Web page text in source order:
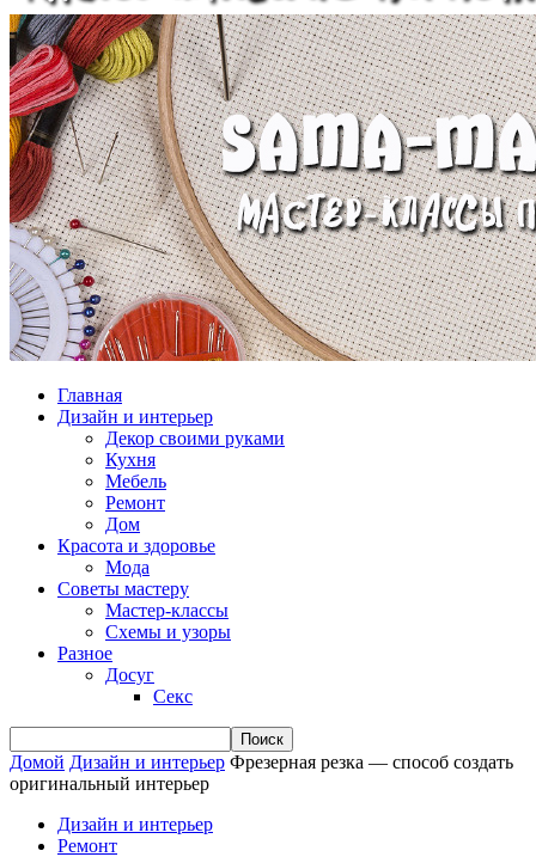
Главная
Дизайн и интерьер
Декор своими руками
Кухня
Мебель
Ремонт
Дом
Красота и здоровье
Мода
Советы мастеру
Мастер-классы
Схемы и узоры
Разное
Досуг
Секс
Домой Дизайн и интерьер Фрезерная резка — способ создать
оригинальный интерьер
Дизайн и интерьер
Ремонт